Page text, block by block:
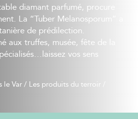
diamant parfumé, procure
La “Tuber Melanosporum” a
de prédilection.
aux truffes, musée, fête de la
vos sens
le Var/ Les produits du terroir/